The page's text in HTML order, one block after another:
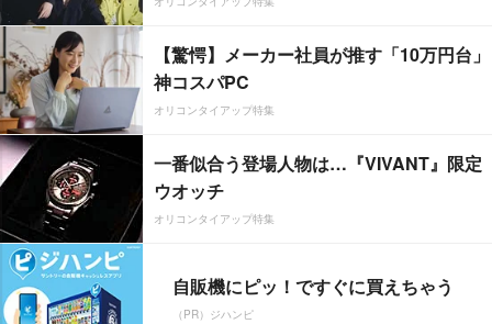
【驚愕】メーカー社員が推す「10万円台」
神コスパPC
オリコンタイアップ特集
一番似合う登場人物は…『VIVANT』限定
ウオッチ
オリコンタイアップ特集
自販機にピッ！ですぐに買えちゃう
（PR）ジハンピ